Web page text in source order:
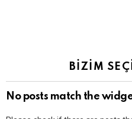
BİZİM
No posts match the